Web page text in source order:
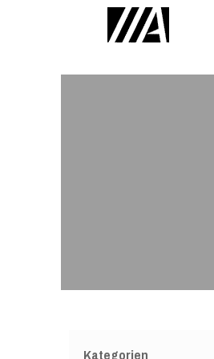
Kategorien